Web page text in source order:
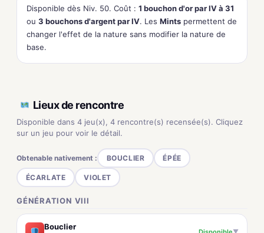
Disponible dès Niv. 50. Coût : 1 bouchon d'or par IV à 31
ou 3 bouchons d'argent par IV. Les Mints permettent de
changer l'effet de la nature sans modifier la nature de
base.
Lieux de rencontre
Disponible dans 4 jeu(x), 4 rencontre(s) recensée(s). Cliquez
sur un jeu pour voir le détail.
Obtenable nativement : BOUCLIER ÉPÉE
ÉCARLATE VIOLET
GÉNÉRATION VIII
Bouclier ▼